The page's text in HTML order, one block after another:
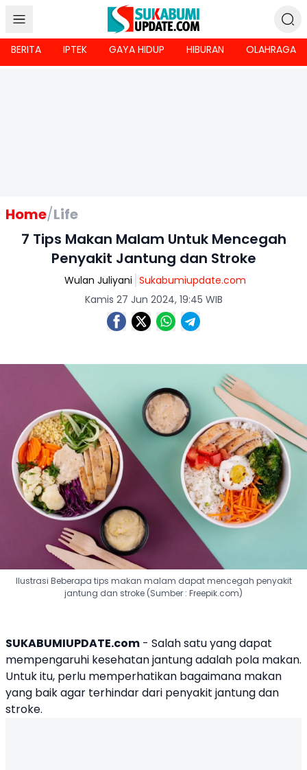
BERITA IPTEK GAYA HIDUP HIBURAN OLAHRAGA
Home/Life
7 Tips Makan Malam Untuk Mencegah
Penyakit Jantung dan Stroke
Wulan Juliyani Sukabumiupdate.com
Kamis 27 Jun 2024, 19:45 WIB
Ilustrasi Beberapa tips makan malam dapat mencegah penyakit
jantung dan stroke (Sumber : Freepik.com)
SUKABUMIUPDATE.com - Salah satu yang dapat
mempengaruhi kesehatan jantung adalah pola makan.
Untuk itu, perlu memperhatikan bagaimana makan
yang baik agar terhindar dari penyakit jantung dan
stroke.